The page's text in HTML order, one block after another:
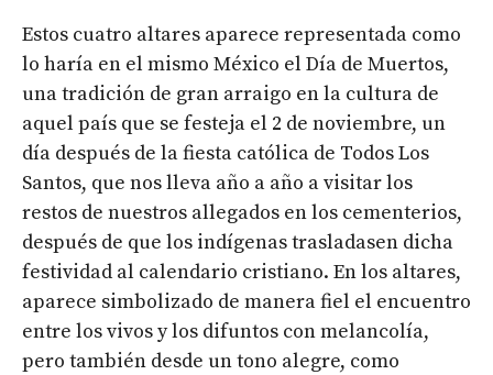
Estos cuatro altares aparece representada como
lo haría en el mismo México el Día de Muertos,
una tradición de gran arraigo en la cultura de
aquel país que se festeja el 2 de noviembre, un
día después de la fiesta católica de Todos Los
Santos, que nos lleva año a año a visitar los
restos de nuestros allegados en los cementerios,
después de que los indígenas trasladasen dicha
festividad al calendario cristiano. En los altares,
aparece simbolizado de manera fiel el encuentro
entre los vivos y los difuntos con melancolía,
pero también desde un tono alegre, como